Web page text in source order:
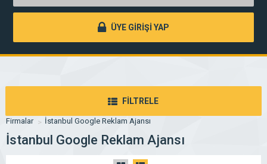
ÜYE GİRİŞİ YAP
FİLTRELE
Firmalar İstanbul Google Reklam Ajansı
İstanbul Google Reklam Ajansı